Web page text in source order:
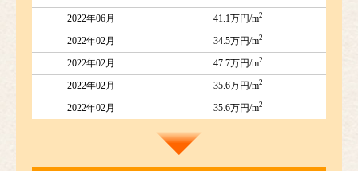
2022年06月 41.1万円/m2
2022年02月 34.5万円/m2
2022年02月 47.7万円/m2
2022年02月 35.6万円/m2
2022年02月 35.6万円/m2